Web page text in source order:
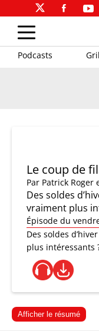
Podcasts
Le coup de
Par Patrick Roger
Des soldes
vraiment plus
Épisode du
Des soldes
plus intéressants
Afficher le résumé